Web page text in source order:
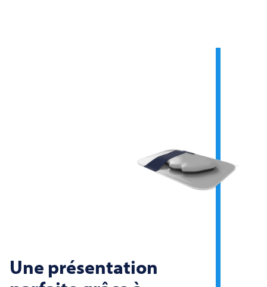
Une présentation